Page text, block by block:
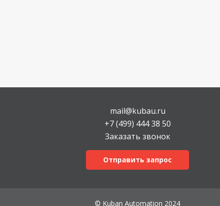
mail@kubau.ru
+7 (499) 444 38 50
Заказать звонок
Отправить запрос
© Kuban Automation 2024